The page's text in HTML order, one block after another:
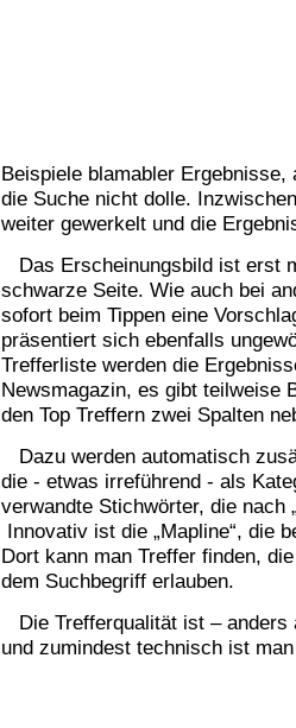
Beispiele blamabler
die Suche nicht dolle.
weiter gewerkelt und die
Das Erscheinungsbild ist erst
schwarze Seite. Wie auch bei
sofort beim Tippen eine
präsentiert sich ebenfalls
Trefferliste werden die
Newsmagazin, es gibt teilweise
den Top Treffern zwei Spalten
Dazu werden automatisch
die - etwas irreführend - als
verwandte Stichwörter, die nach
Innovativ ist die „Mapline“, die
Dort kann man Treffer finden,
dem Suchbegriff erlauben.
Die Trefferqualität ist –
und zumindest technisch ist